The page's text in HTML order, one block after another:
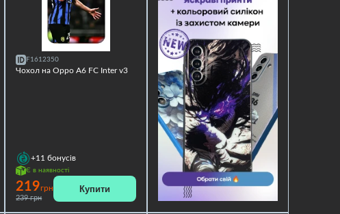
F1612350
Чохол на Oppo A6 FC Inter v3
+11 бонусів
Є в наявності
219грн
239 грн
Купити